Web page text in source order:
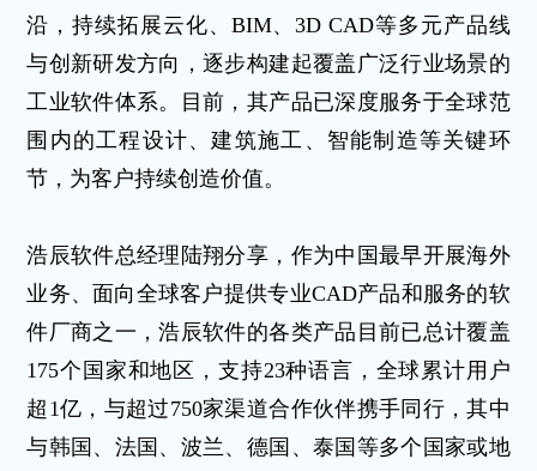
沿，持续拓展云化、BIM、3D CAD等多元产品线
与创新研发方向，逐步构建起覆盖广泛行业场景的
工业软件体系。目前，其产品已深度服务于全球范
围内的工程设计、建筑施工、智能制造等关键环
节，为客户持续创造价值。
浩辰软件总经理陆翔分享，作为中国最早开展海外
业务、面向全球客户提供专业CAD产品和服务的软
件厂商之一，浩辰软件的各类产品目前已总计覆盖
175个国家和地区，支持23种语言，全球累计用户
超1亿，与超过750家渠道合作伙伴携手同行，其中
与韩国、法国、波兰、德国、泰国等多个国家或地